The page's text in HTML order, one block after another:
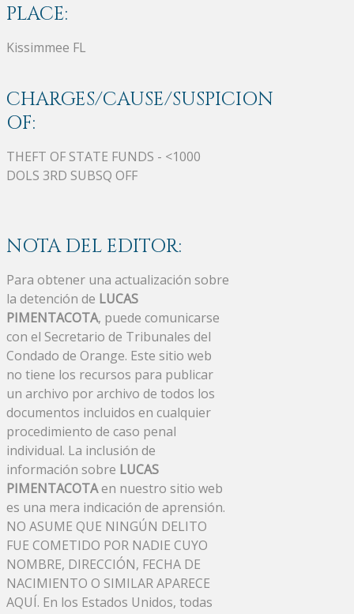
PLACE:
Kissimmee FL
CHARGES/CAUSE/SUSPICION
OF:
THEFT OF STATE FUNDS - <1000
DOLS 3RD SUBSQ OFF
NOTA DEL EDITOR:
Para obtener una actualización sobre
la detención de LUCAS
PIMENTACOTA, puede comunicarse
con el Secretario de Tribunales del
Condado de Orange. Este sitio web
no tiene los recursos para publicar
un archivo por archivo de todos los
documentos incluidos en cualquier
procedimiento de caso penal
individual. La inclusión de
información sobre LUCAS
PIMENTACOTAen nuestro sitio web
es una mera indicación de aprensión.
NO ASUME QUE NINGÚN DELITO
FUE COMETIDO POR NADIE CUYO
NOMBRE, DIRECCIÓN, FECHA DE
NACIMIENTO O SIMILAR APARECE
AQUÍ. En los Estados Unidos, todas